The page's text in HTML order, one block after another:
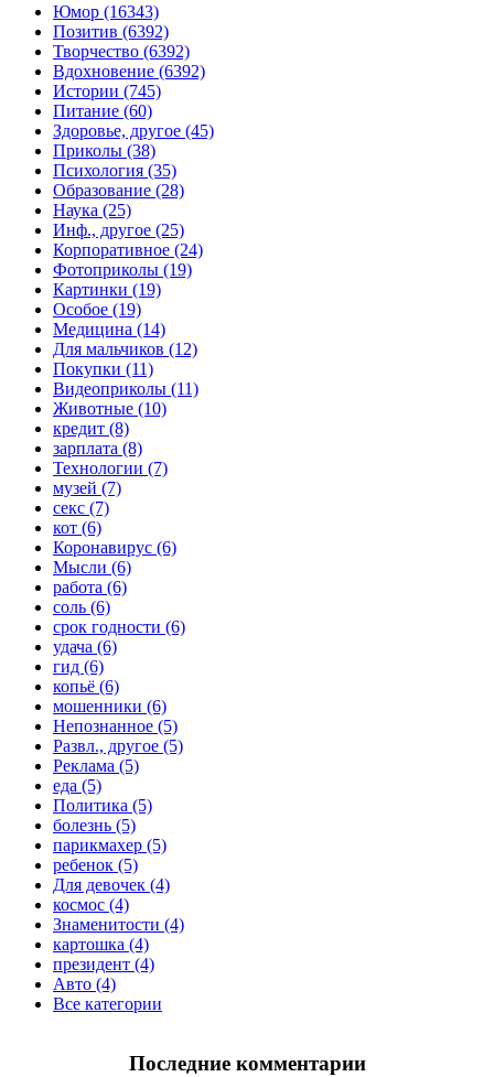
Юмор (16343)
Позитив (6392)
Творчество (6392)
Вдохновение (6392)
Истории (745)
Питание (60)
Здоровье, другое (45)
Приколы (38)
Психология (35)
Образование (28)
Наука (25)
Инф., другое (25)
Корпоративное (24)
Фотоприколы (19)
Картинки (19)
Особое (19)
Медицина (14)
Для мальчиков (12)
Покупки (11)
Видеоприколы (11)
Животные (10)
кредит (8)
зарплата (8)
Технологии (7)
музей (7)
секс (7)
кот (6)
Коронавирус (6)
Мысли (6)
работа (6)
соль (6)
срок годности (6)
удача (6)
гид (6)
копьё (6)
мошенники (6)
Непознанное (5)
Развл., другое (5)
Реклама (5)
еда (5)
Политика (5)
болезнь (5)
парикмахер (5)
ребенок (5)
Для девочек (4)
космос (4)
Знаменитости (4)
картошка (4)
президент (4)
Авто (4)
Все категории
Последние комментарии